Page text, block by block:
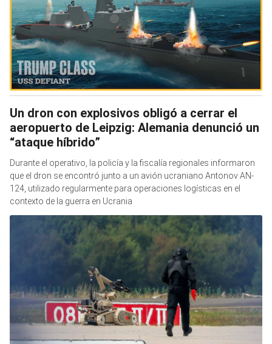
Un dron con explosivos obligó a cerrar el
aeropuerto de Leipzig: Alemania denunció un
“ataque híbrido”
Durante el operativo, la policía y la fiscalía regionales informaron
que el dron se encontró junto a un avión ucraniano Antonov AN-
124, utilizado regularmente para operaciones logísticas en el
contexto de la guerra en Ucrania